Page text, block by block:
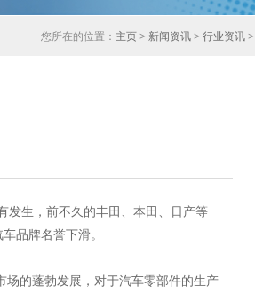
您所在的位置： 主页> 新闻资讯> 行业资讯>
生，前不久的丰田、本田、日产等
品牌名誉下滑。
的蓬勃发展，对于汽车零部件的生产